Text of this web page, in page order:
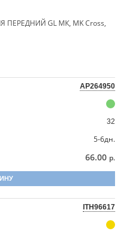
ПЕРЕДНИЙ GL МК, MK Cross,
AP264950
32
5-6дн.
66.00 р.
ITH96617